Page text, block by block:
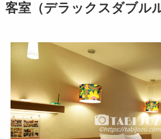
客室（デラックスダブル